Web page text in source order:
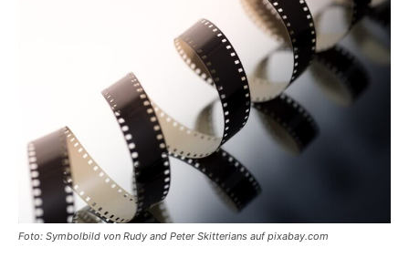
Foto: Symbolbild von Rudy and Peter Skitterians auf pixabay.com